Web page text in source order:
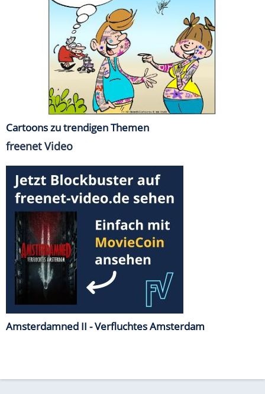
Cartoons zu trendigen Themen
freenet Video
Amsterdamned II - Verfluchtes Amsterdam